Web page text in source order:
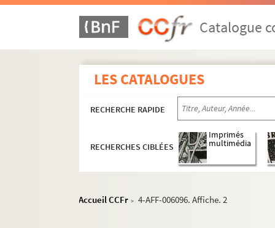
Catalogue
LES CATALOGUES
RECHERCHE RAPIDE
RECHERCHES CIBLÉES
Imprimés
multimédia
Accueil CCFr > 4-AFF-006096. Affiche. 2